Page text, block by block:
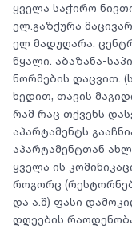
ყველა საჭირო
ელ.გაზქურა
ელ მადუღარა.
წყალი. აბაზანა-
ნორმების დაცვით.
ხედით, თავის
რამ რაც თქვენს
აპარტამენტს
აპარტამენტთან
ყველა ის
როგორც
და ა.შ) ფასი
დღეების